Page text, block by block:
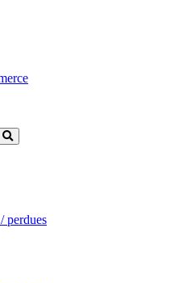
perdues